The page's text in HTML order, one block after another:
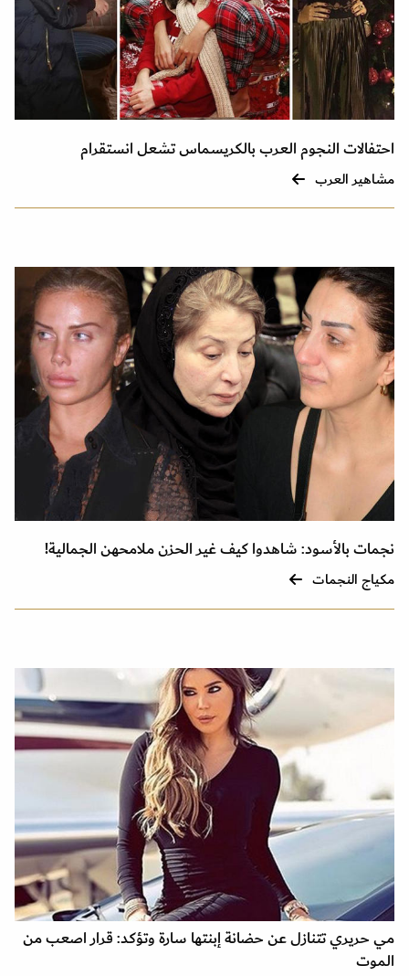
احتفالات النجوم العرب بالكريسماس تشعل انستقرام
مشاهير العرب
نجمات بالأسود: شاهدوا كيف غير الحزن ملامحهن الجمالية!
مكياج النجمات
مي حريري تتنازل عن حضانة إبنتها سارة وتؤكد: قرار اصعب من
الموت